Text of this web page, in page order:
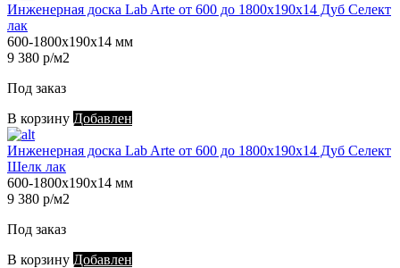
Инженерная доска Lab Arte от 600 до 1800х190х14 Дуб Селект
лак
600-1800х190х14 мм
9 380 р/м2
Под заказ
В корзину Добавлен
Инженерная доска Lab Arte от 600 до 1800х190х14 Дуб Селект
Шелк лак
600-1800х190х14 мм
9 380 р/м2
Под заказ
В корзину Добавлен